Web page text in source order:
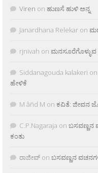
Viren on ಹುಣಸೆ ಹುಳಿ ಅನ್ನ
Janardhana Relekar on
rjnivah on
Siddanagouda kalakeri on
ಹೇಳಿಕೆ
M âñd M on ಕವಿತೆ: ಜೀವನ
C.P.Nagaraja on ಬಸವಣ್ಣನ
ಕಂತು
ರಾಜೀವ್ on ಬಸವಣ್ಣನ